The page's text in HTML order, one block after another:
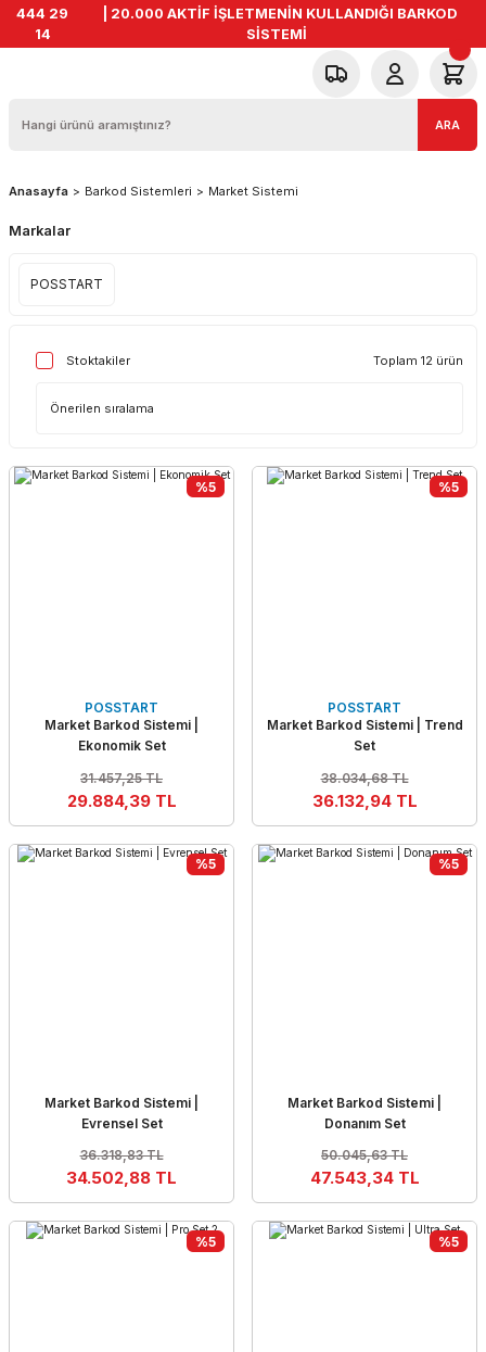
444 29
14
| 20.000 AKTİF İŞLETMENİN KULLANDIĞI BARKOD
SİSTEMİ
ARA
Anasayfa Barkod Sistemleri Market Sistemi
Markalar
POSSTART
Stoktakiler Toplam 12 ürün
%5
POSSTART
Market Barkod Sistemi |
Ekonomik Set
31.457,25 TL
29.884,39 TL
%5
POSSTART
Market Barkod Sistemi | Trend
Set
38.034,68 TL
36.132,94 TL
%5
Market Barkod Sistemi |
Evrensel Set
36.318,83 TL
34.502,88 TL
%5
Market Barkod Sistemi |
Donanım Set
50.045,63 TL
47.543,34 TL
%5 %5